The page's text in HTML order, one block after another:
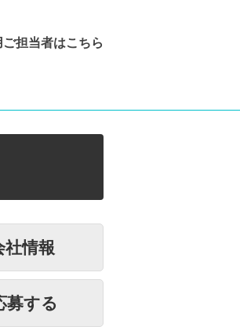
ご担当者はこちら
社情報
募する